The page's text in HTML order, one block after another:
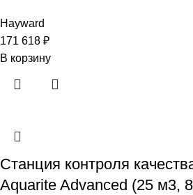
Hayward
171 618 ₽
В корзину
Станция контроля
Aquarite Advanced (25 м3, 8